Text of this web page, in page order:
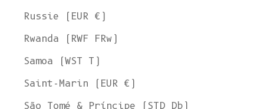
Russie (EUR €)
Rwanda (RWF FRw)
Samoa (WST T)
Saint-Marin (EUR €)
São Tomé & Príncipe (STD Db)